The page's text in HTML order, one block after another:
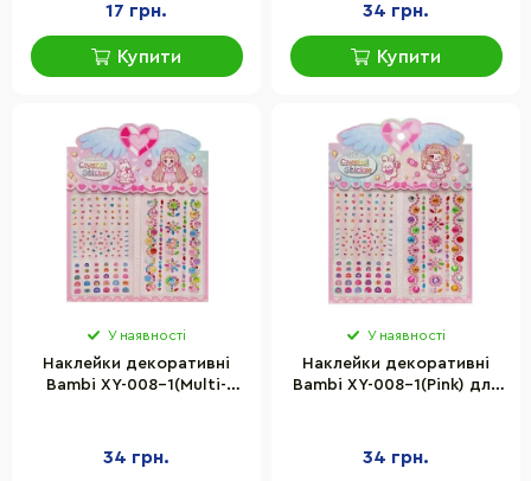
17 грн.
Купити
34 грн.
Купити
У наявності
Наклейки декоративні
Bambi XY-008-1(Multi-
34 грн.
У наявності
Наклейки декоративні
Bambi XY-008-1(Pink) для
34 грн.